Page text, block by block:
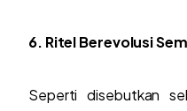
6. Ritel Berevolusi
Seperti disebutkan